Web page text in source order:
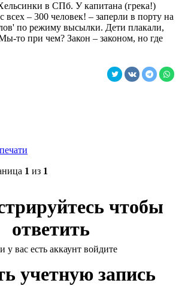
в СПб. У капитана (грека!)
всех – 300 человек! – заперли в порту на
по режиму высылки. Дети плакали,
то при чем? Закон – законом, но где
1 из 1
чтобы
ответить
у вас есть аккаунт войдите
учетную запись